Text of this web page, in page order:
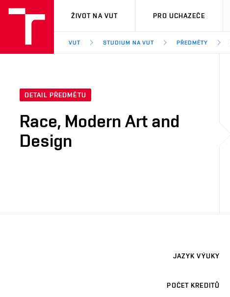
VUT
ŽIVOT NA VUT PRO UCHAZEČE
VUT STUDIUM NA VUT PŘEDMĚTY
DETAIL PŘEDMĚTU
Race, Modern Art and
Design
JAZYK VÝUKY
POČET KREDITŮ